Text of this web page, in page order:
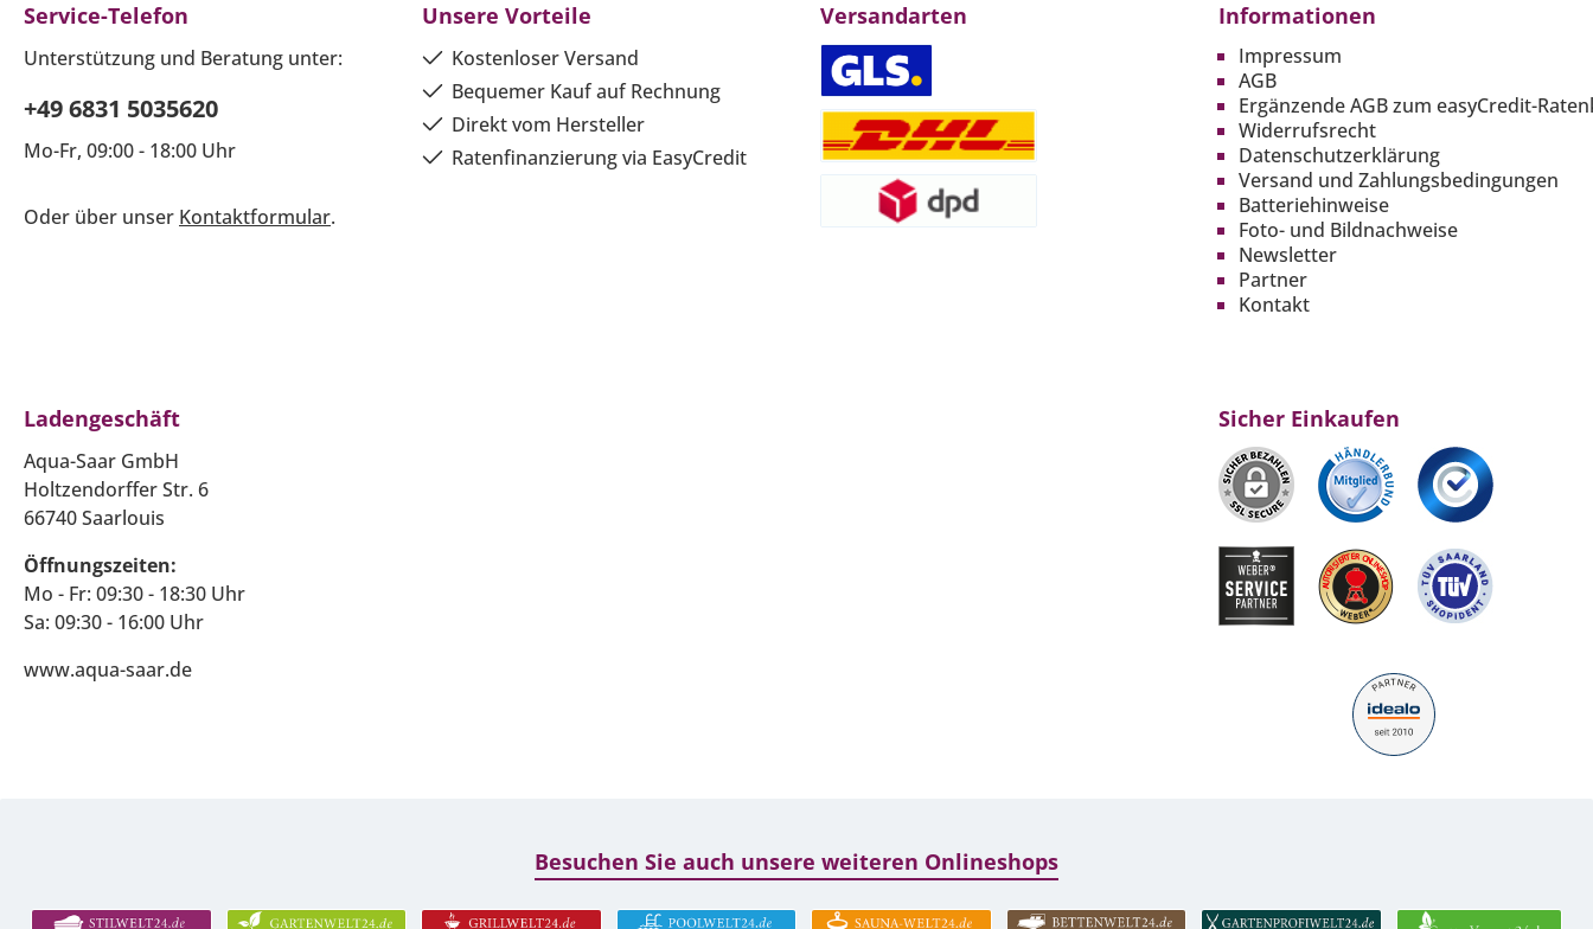
Service-Telefon
Unterstützung und Beratung unter:
+49 6831 5035620
Mo-Fr, 09:00 - 18:00 Uhr
Oder über unser Kontaktformular.
Unsere Vorteile
Kostenloser Versand
Bequemer Kauf auf Rechnung
Direkt vom Hersteller
Ratenfinanzierung via EasyCredit
Versandarten Informationen
Impressum
AGB
Ergänzende AGB zum easyCredit-
Widerrufsrecht
Datenschutzerklärung
Versand und Zahlungsbedingungen
Batteriehinweise
Foto- und Bildnachweise
Newsletter
Partner
Kontakt
Ladengeschäft
Aqua-Saar GmbH
Holtzendorffer Str. 6
66740 Saarlouis
Öffnungszeiten:
Mo - Fr: 09:30 - 18:30 Uhr
Sa: 09:30 - 16:00 Uhr
www.aqua-saar.de
Sicher Einkaufen
Besuchen Sie auch unsere weiteren Onlineshops